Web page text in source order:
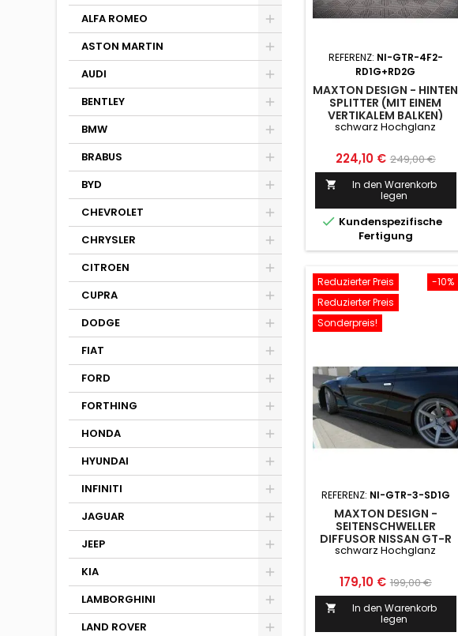
ALFA ROMEO
ASTON MARTIN
AUDI
BENTLEY
BMW
BRABUS
BYD
CHEVROLET
CHRYSLER
CITROEN
CUPRA
DODGE
FIAT
FORD
FORTHING
HONDA
HYUNDAI
INFINITI
JAGUAR
JEEP
KIA
LAMBORGHINI
LAND ROVER
REFERENZ: NI-GTR-4F2-
RD1G+RD2G
MAXTON DESIGN - HINTEN
SPLITTER (MIT EINEM
VERTIKALEM BALKEN)
NISSAN GTR R35 FACELIFT
schwarz Hochglanz
Preis
224,10 € Normaler
Preis
249,00 €

In den Warenkorb
legen
 Kundenspezifische
Fertigung
-10%
Reduzierter Preis
Reduzierter Preis
Sonderpreis!
REFERENZ: NI-GTR-3-SD1G
MAXTON DESIGN -
SEITENSCHWELLER
DIFFUSOR NISSAN GT-R
VOR FACELIFT COUPE
HOCHGLANZ
schwarz Hochglanz
Preis
179,10 € Normaler
Preis
199,00 €

In den Warenkorb
legen